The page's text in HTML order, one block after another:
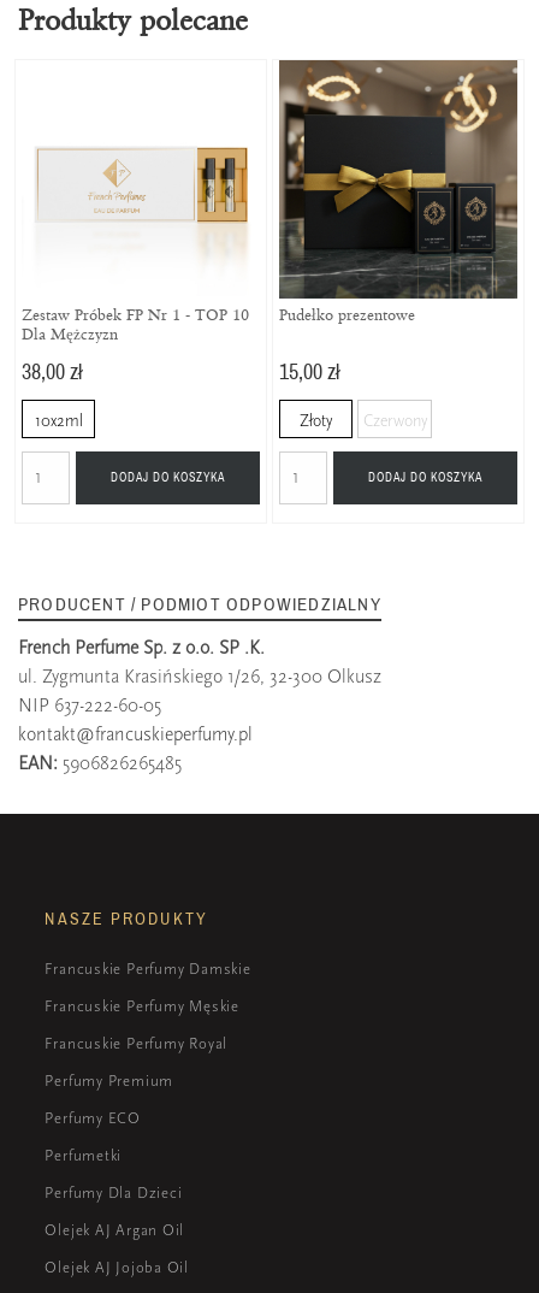
Produkty polecane
Zestaw Próbek FP Nr 1 - TOP 10
Dla Mężczyzn
38,00 zł
10x2ml
DODAJ DO KOSZYKA
Pudełko prezentowe
15,00 zł
Złoty Czerwony
DODAJ DO KOSZYKA
PRODUCENT / PODMIOT ODPOWIEDZIALNY
French Perfume Sp. z o.o. SP .K.
ul. Zygmunta Krasińskiego 1/26, 32-300 Olkusz
NIP 637-222-60-05
kontakt@francuskieperfumy.pl
EAN: 5906826265485
NASZE PRODUKTY
Francuskie Perfumy Damskie
Francuskie Perfumy Męskie
Francuskie Perfumy Royal
Perfumy Premium
Perfumy ECO
Perfumetki
Perfumy Dla Dzieci
Olejek AJ Argan Oil
Olejek AJ Jojoba Oil